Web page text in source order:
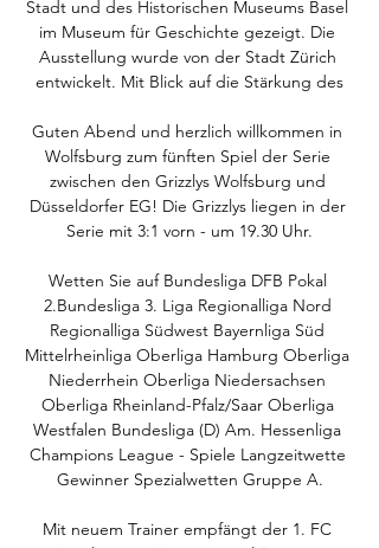
Stadt und des Historischen Museums Basel
im Museum für Geschichte gezeigt. Die
Ausstellung wurde von der Stadt Zürich
entwickelt. Mit Blick auf die Stärkung des
Guten Abend und herzlich willkommen in
Wolfsburg zum fünften Spiel der Serie
zwischen den Grizzlys Wolfsburg und
Düsseldorfer EG! Die Grizzlys liegen in der
Serie mit 3:1 vorn - um 19.30 Uhr.
Wetten Sie auf Bundesliga DFB Pokal
2.Bundesliga 3. Liga Regionalliga Nord
Regionalliga Südwest Bayernliga Süd
Mittelrheinliga Oberliga Hamburg Oberliga
Niederrhein Oberliga Niedersachsen
Oberliga Rheinland-Pfalz/Saar Oberliga
Westfalen Bundesliga (D) Am. Hessenliga
Champions League - Spiele Langzeitwette
Gewinner Spezialwetten Gruppe A.
Mit neuem Trainer empfängt der 1. FC